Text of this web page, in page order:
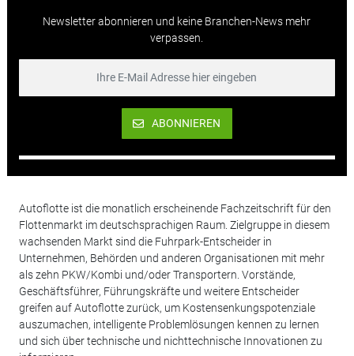
Newsletter abonnieren und keine Branchen-News mehr
verpassen.
ABONNIEREN
Autoflotte ist die monatlich erscheinende Fachzeitschrift für den
Flottenmarkt im deutschsprachigen Raum. Zielgruppe in diesem
wachsenden Markt sind die Fuhrpark-Entscheider in
Unternehmen, Behörden und anderen Organisationen mit mehr
als zehn PKW/Kombi und/oder Transportern. Vorstände,
Geschäftsführer, Führungskräfte und weitere Entscheider
greifen auf Autoflotte zurück, um Kostensenkungspotenziale
auszumachen, intelligente Problemlösungen kennen zu lernen
und sich über technische und nichttechnische Innovationen zu